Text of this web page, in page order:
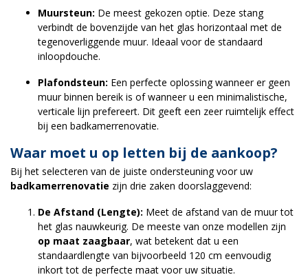
Muursteun: De meest gekozen optie. Deze stang
verbindt de bovenzijde van het glas horizontaal met de
tegenoverliggende muur. Ideaal voor de standaard
inloopdouche.
Plafondsteun: Een perfecte oplossing wanneer er geen
muur binnen bereik is of wanneer u een minimalistische,
verticale lijn prefereert. Dit geeft een zeer ruimtelijk effect
bij een badkamerrenovatie.
Waar moet u op letten bij de aankoop?
Bij het selecteren van de juiste ondersteuning voor uw
badkamerrenovatie zijn drie zaken doorslaggevend:
De Afstand (Lengte): Meet de afstand van de muur tot
het glas nauwkeurig. De meeste van onze modellen zijn
op maat zaagbaar, wat betekent dat u een
standaardlengte van bijvoorbeeld 120 cm eenvoudig
inkort tot de perfecte maat voor uw situatie.